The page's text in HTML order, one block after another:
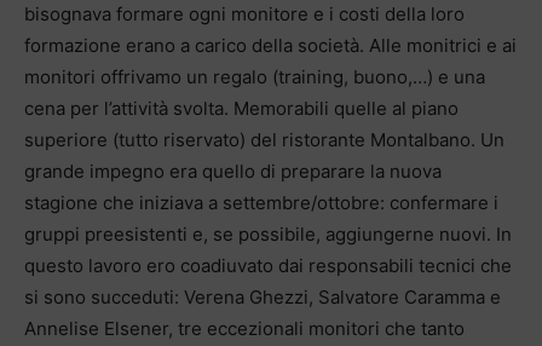
bisognava formare ogni monitore e i costi della loro
formazione erano a carico della società. Alle monitrici e ai
monitori offrivamo un regalo (training, buono,…) e una
cena per l’attività svolta. Memorabili quelle al piano
superiore (tutto riservato) del ristorante Montalbano. Un
grande impegno era quello di preparare la nuova
stagione che iniziava a settembre/ottobre: confermare i
gruppi preesistenti e, se possibile, aggiungerne nuovi. In
questo lavoro ero coadiuvato dai responsabili tecnici che
si sono succeduti: Verena Ghezzi, Salvatore Caramma e
Annelise Elsener, tre eccezionali monitori che tanto